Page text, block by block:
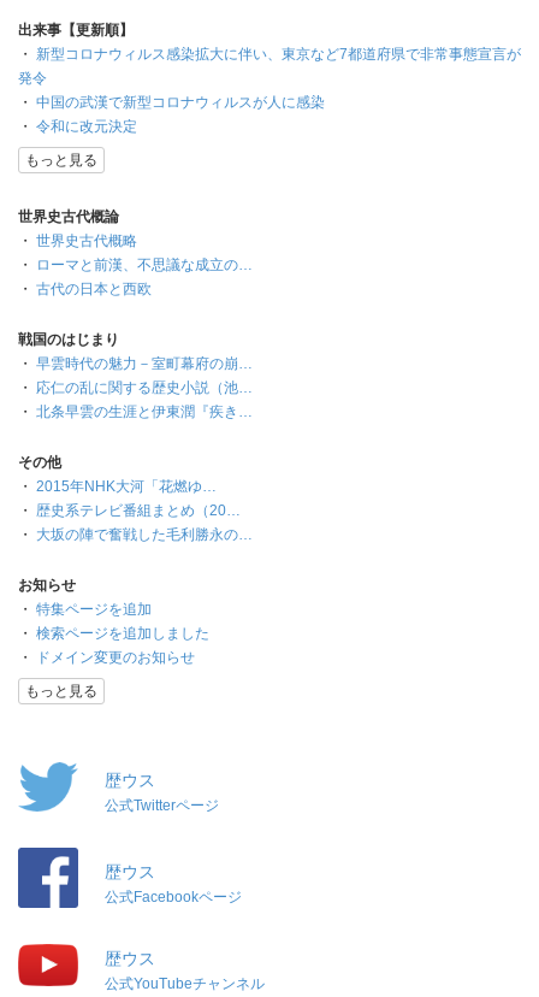
出来事【更新順】
・ 新型コロナウィルス感染拡大に伴い、東京など7都道府県で非常事態宣言が
発令
・ 中国の武漢で新型コロナウィルスが人に感染
・ 令和に改元決定
もっと見る
世界史古代概論
・ 世界史古代概略
・
ローマと前漢、不思議な成立の…
・ 古代の日本と西欧
戦国のはじまり
・ 早雲時代の魅力－室町幕府の崩…
・
応仁の乱に関する歴史小説（池…
・ 北条早雲の生涯と伊東潤『疾き…
その他
・ 2015年NHK大河「花燃ゆ…
・ 歴史系テレビ番組まとめ（20…
・ 大坂の陣で奮戦した毛利勝永の…
お知らせ
・ 特集ページを追加
・ 検索ページを追加しました
・
ドメイン変更のお知らせ
もっと見る
歴ウス
公式Twitterページ
歴ウス
公式Facebookページ
歴ウス
公式YouTubeチャンネル